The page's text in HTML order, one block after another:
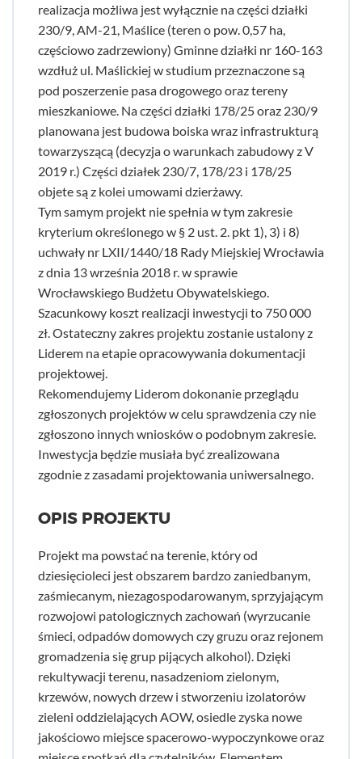
realizacja możliwa jest wyłącznie na części działki
230/9, AM-21, Maślice (teren o pow. 0,57 ha,
częściowo zadrzewiony) Gminne działki nr 160-163
wzdłuż ul. Maślickiej w studium przeznaczone są
pod poszerzenie pasa drogowego oraz tereny
mieszkaniowe. Na części działki 178/25 oraz 230/9
planowana jest budowa boiska wraz infrastrukturą
towarzyszącą (decyzja o warunkach zabudowy z V
2019 r.) Części działek 230/7, 178/23 i 178/25
objete są z kolei umowami dzierżawy.
Tym samym projekt nie spełnia w tym zakresie
kryterium określonego w § 2 ust. 2. pkt 1), 3) i 8)
uchwały nr LXII/1440/18 Rady Miejskiej Wrocławia
z dnia 13 września 2018 r. w sprawie
Wrocławskiego Budżetu Obywatelskiego.
Szacunkowy koszt realizacji inwestycji to 750 000
zł. Ostateczny zakres projektu zostanie ustalony z
Liderem na etapie opracowywania dokumentacji
projektowej.
Rekomendujemy Liderom dokonanie przeglądu
zgłoszonych projektów w celu sprawdzenia czy nie
zgłoszono innych wniosków o podobnym zakresie.
Inwestycja będzie musiała być zrealizowana
zgodnie z zasadami projektowania uniwersalnego.
OPIS PROJEKTU
Projekt ma powstać na terenie, który od
dziesięcioleci jest obszarem bardzo zaniedbanym,
zaśmiecanym, niezagospodarowanym, sprzyjającym
rozwojowi patologicznych zachowań (wyrzucanie
śmieci, odpadów domowych czy gruzu oraz rejonem
gromadzenia się grup pijących alkohol). Dzięki
rekultywacji terenu, nasadzeniom zielonym,
krzewów, nowych drzew i stworzeniu izolatorów
zieleni oddzielających AOW, osiedle zyska nowe
jakościowo miejsce spacerowo-wypoczynkowe oraz